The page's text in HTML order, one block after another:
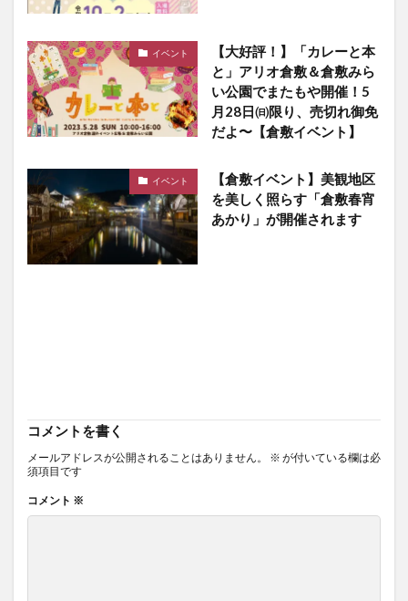
イベント
【大好評！】「カレーと本
と」アリオ倉敷＆倉敷みら
い公園でまたもや開催！5
月28日㈰限り、売切れ御免
だよ〜【倉敷イベント】
イベント
【倉敷イベント】美観地区
を美しく照らす「倉敷春宵
あかり」が開催されます
コメントを書く
メールアドレスが公開されることはありません。 ※ が付いている欄は必
須項目です
コメント ※